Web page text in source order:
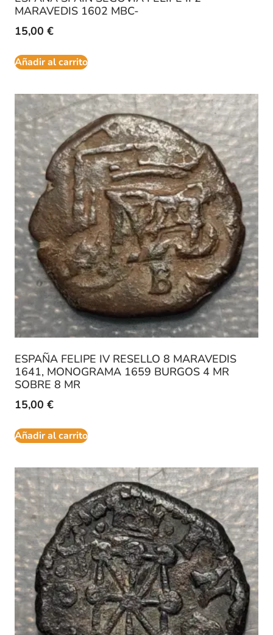
MARAVEDIS 1602 MBC-
15,00 €
Añadir al carrito
ESPAÑA FELIPE IV RESELLO 8 MARAVEDIS
1641, MONOGRAMA 1659 BURGOS 4 MR
SOBRE 8 MR
15,00 €
Añadir al carrito